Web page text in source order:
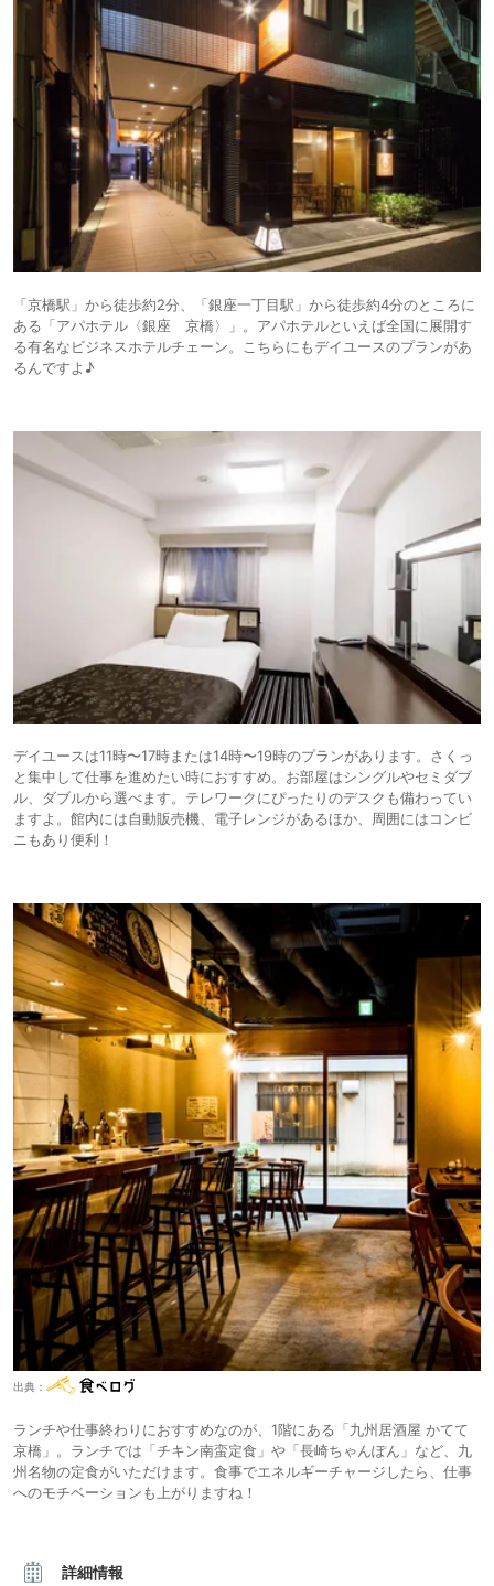
「京橋駅」から徒歩約2分、「銀座一丁目駅」から徒歩約4分のところに
ある「アパホテル〈銀座 京橋〉」。アパホテルといえば全国に展開す
る有名なビジネスホテルチェーン。こちらにもデイユースのプランがあ
るんですよ♪
デイユースは11時〜17時または14時〜19時のプランがあります。さくっ
と集中して仕事を進めたい時におすすめ。お部屋はシングルやセミダブ
ル、ダブルから選べます。テレワークにぴったりのデスクも備わってい
ますよ。館内には自動販売機、電子レンジがあるほか、周囲にはコンビ
ニもあり便利！
出典：
ランチや仕事終わりにおすすめなのが、1階にある「九州居酒屋 かてて
京橋」。ランチでは「チキン南蛮定食」や「長崎ちゃんぽん」など、九
州名物の定食がいただけます。食事でエネルギーチャージしたら、仕事
へのモチベーションも上がりますね！
詳細情報